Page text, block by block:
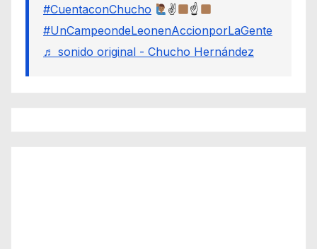
#CuentaconChucho
✌
☝
#UnCampeondeLeonenAccionporLaGente
♬ sonido original - Chucho Hernández